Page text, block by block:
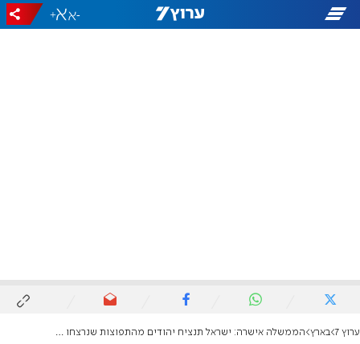
-
+
ערוץ 7 בארץ הממשלה אישרה: ישראל תנציח יהודים מהתפוצות שנרצחו על רקע אנטישמי